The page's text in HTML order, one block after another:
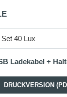
Ladekabel +
DRUCKVERSION